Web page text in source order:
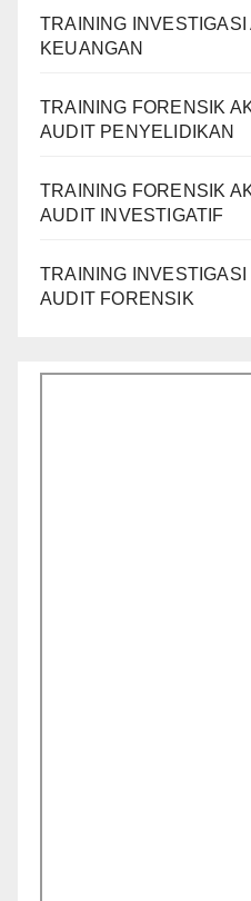
TRAINING
KEUANGAN
TRAINING FORENSIK
AUDIT PENYELIDIKAN
TRAINING FORENSIK
AUDIT INVESTIGATIF
TRAINING
AUDIT FORENSIK